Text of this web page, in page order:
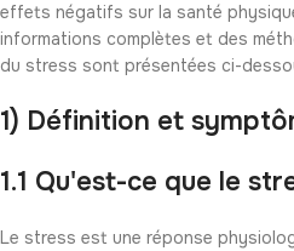
effets négatifs sur la santé
informations complètes et des
du stress sont présentées ci-
1) Définition et
1.1 Qu'est-ce que le
Le stress est une réponse